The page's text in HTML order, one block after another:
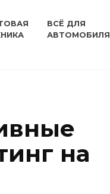
ВСЁ ДЛЯ
АВТОМОБИЛЯ
на